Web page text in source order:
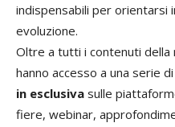
indispensabili per orientarsi
evoluzione.
Oltre a tutti i contenuti della
hanno accesso a una serie di
in esclusiva sulle
fiere, webinar,